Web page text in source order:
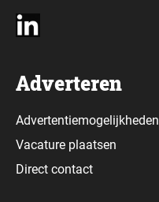
Adverteren
Advertentiemogelijkheden
Vacature plaatsen
Direct contact